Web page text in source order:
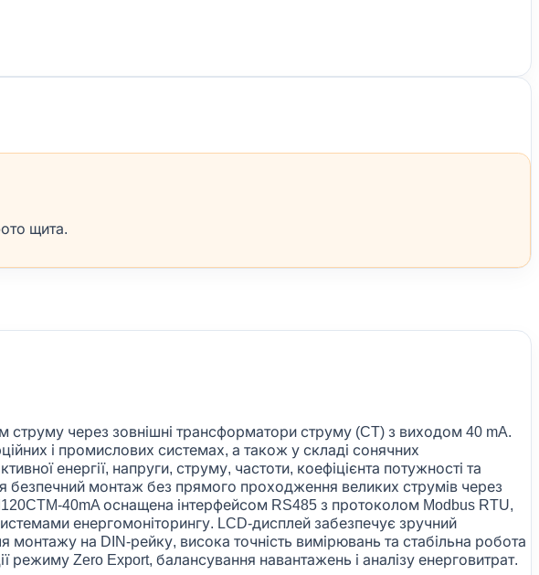
щита.
струму через зовнішні трансформатори струму (CT) з виходом 40 mA.
і промислових системах, а також у складі сонячних
енергії, напруги, струму, частоти, коефіцієнта потужності та
безпечний монтаж без прямого проходження великих струмів через
40mA оснащена інтерфейсом RS485 з протоколом Modbus RTU,
енергомоніторингу. LCD-дисплей забезпечує зручний
на DIN-рейку, висока точність вимірювань та стабільна робота
Zero Export, балансування навантажень і аналізу енерговитрат.